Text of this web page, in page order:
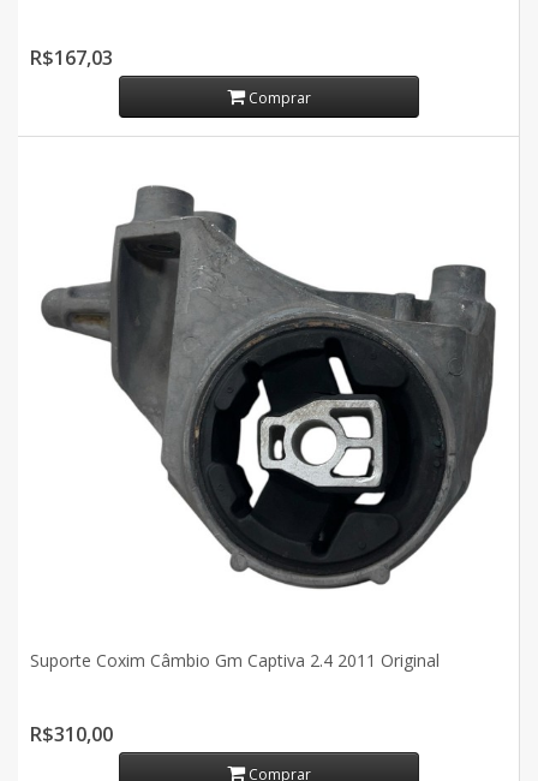
R$167,03
Comprar
Suporte Coxim Câmbio Gm Captiva 2.4 2011 Original
R$310,00
Comprar